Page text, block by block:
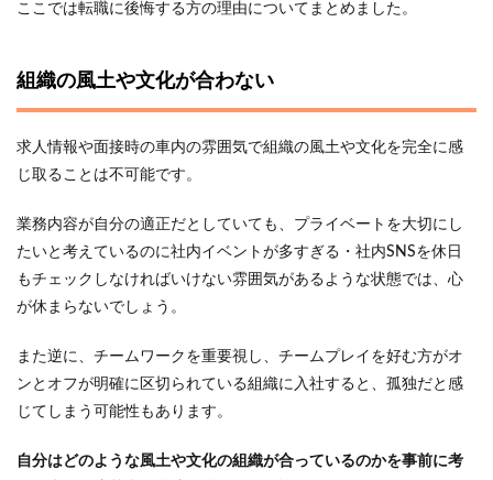
ここでは転職に後悔する方の理由についてまとめました。
組織の風土や文化が合わない
求人情報や面接時の車内の雰囲気で組織の風土や文化を完全に感
じ取ることは不可能です。
業務内容が自分の適正だとしていても、プライベートを大切にし
たいと考えているのに社内イベントが多すぎる・社内SNSを休日
もチェックしなければいけない雰囲気があるような状態では、心
が休まらないでしょう。
また逆に、チームワークを重要視し、チームプレイを好む方がオ
ンとオフが明確に区切られている組織に入社すると、孤独だと感
じてしまう可能性もあります。
自分はどのような風土や文化の組織が合っているのかを事前に考